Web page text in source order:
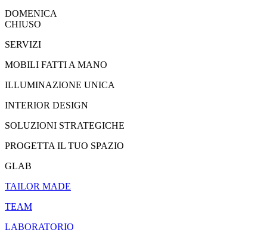
DOMENICA
CHIUSO
SERVIZI
MOBILI FATTI A MANO
ILLUMINAZIONE UNICA
INTERIOR DESIGN
SOLUZIONI STRATEGICHE
PROGETTA IL TUO SPAZIO
GLAB
TAILOR MADE
TEAM
LABORATORIO